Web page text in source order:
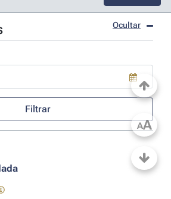
Ocultar
baixo para abrir o calendário; Use as
Filtrar
AA